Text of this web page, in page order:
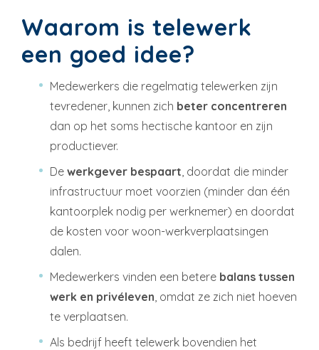
Waarom is telewerk
een goed idee?
Medewerkers die regelmatig telewerken zijn
tevredener, kunnen zich beter concentreren
dan op het soms hectische kantoor en zijn
productiever.
De werkgever bespaart , doordat die minder
infrastructuur moet voorzien (minder dan één
kantoorplek nodig per werknemer) en doordat
de kosten voor woon-werkverplaatsingen
dalen.
Medewerkers vinden een betere balans tussen
werk en privéleven , omdat ze zich niet hoeven
te verplaatsen.
Als bedrijf heeft telewerk bovendien het